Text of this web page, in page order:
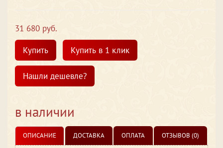
31 680 руб.
Купить
Купить в 1 клик
Нашли дешевле?
в наличии
ОПИСАНИЕ ДОСТАВКА ОПЛАТА ОТЗЫВОВ (0)